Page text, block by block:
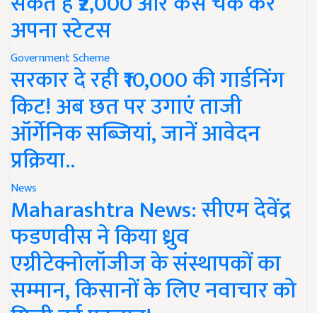
अपना स्टेटस
Government Scheme
सरकार दे रही ₹10,000 की गार्डनिंग
किट! अब छत पर उगाएं ताजी
ऑर्गेनिक सब्जियां, जानें आवेदन
प्रक्रिया..
News
Maharashtra News: सीएम देवेंद्र
फडणवीस ने किया ध्रुव
एग्रीटेक्नोलॉजीज के संस्थापकों का
सम्मान, किसानों के लिए नवाचार को